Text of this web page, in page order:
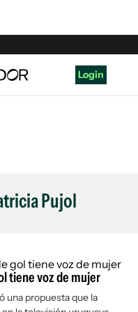
Login
Pujol
tiene voz de mujer
una propuesta que la